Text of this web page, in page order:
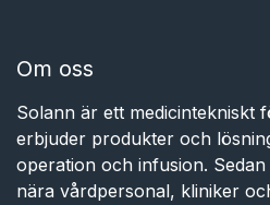
Om oss
Solann är ett medicintekniskt
erbjuder produkter och
operation och infusion.
nära vårdpersonal, kliniker